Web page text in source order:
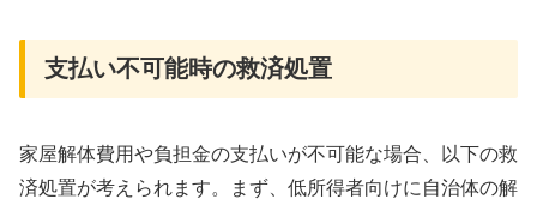
支払い不可能時の救済処置
家屋解体費用や負担金の支払いが不可能な場合、以下の救
済処置が考えられます。まず、低所得者向けに自治体の解